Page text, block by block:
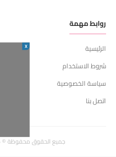
روابط مهمة
الرئيسية
شروط الاستخدام
سياسة الخصوصية
اتصل بنا
جميع الحقوق محفوظة © 2026 - منتديات عروس
X